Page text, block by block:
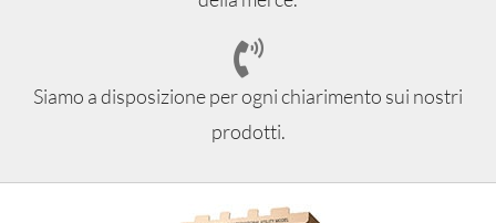
Siamo a disposizione per ogni chiarimento sui nostri
prodotti.